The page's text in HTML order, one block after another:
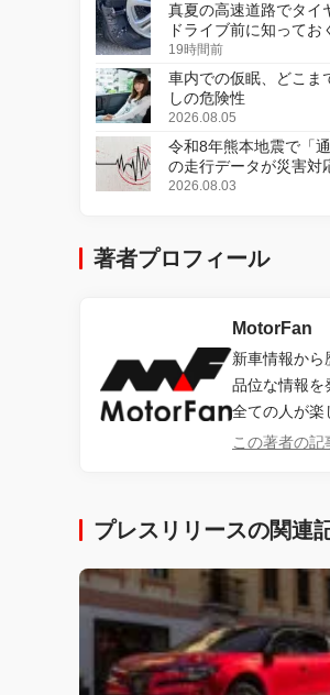
真夏の高速道路でタイ
ドライブ前に知って
19時間前
車内での仮眠、どこま
しの危険性
2026.08.05
令和8年熊本地震で「
の走行データが災害対
2026.08.03
著者プロフィール
MotorFan
新車情報か
品位な情報を
全ての人が楽
この著者の記
プレスリリースの関連